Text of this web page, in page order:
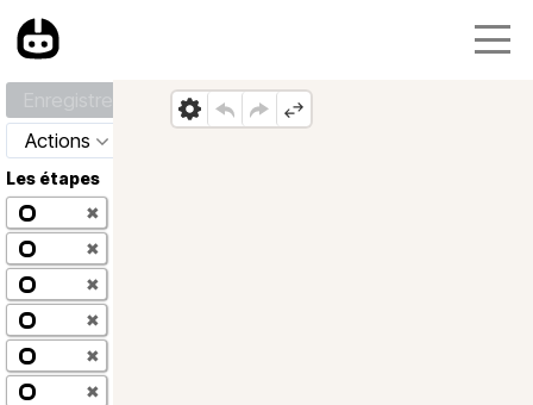
Actions
Les étapes
✖
✖
✖
✖
✖
✖